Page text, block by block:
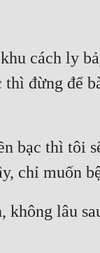
cách ly
thì đừng để
bạc thì tôi
chỉ muốn
không lâu